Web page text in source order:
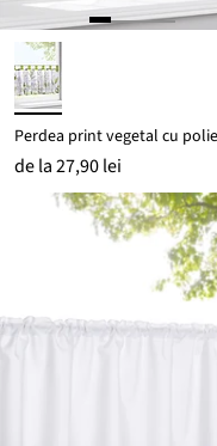
de la27,90 lei